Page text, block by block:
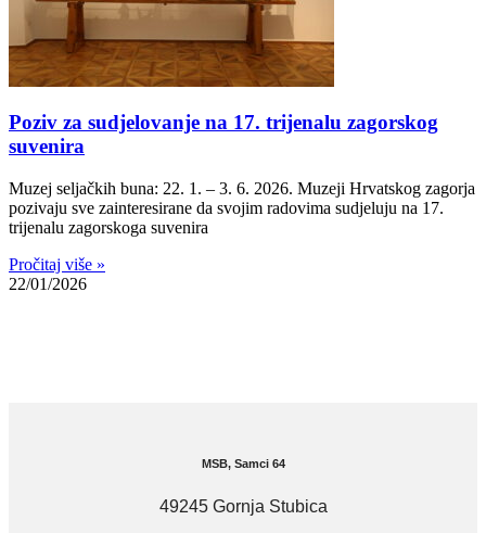
Poziv za sudjelovanje na 17. trijenalu zagorskog
suvenira
Muzej seljačkih buna: 22. 1. – 3. 6. 2026. Muzeji Hrvatskog zagorja
pozivaju sve zainteresirane da svojim radovima sudjeluju na 17.
trijenalu zagorskoga suvenira
Pročitaj više »
22/01/2026
MSB, Samci 64
49245 Gornja Stubica